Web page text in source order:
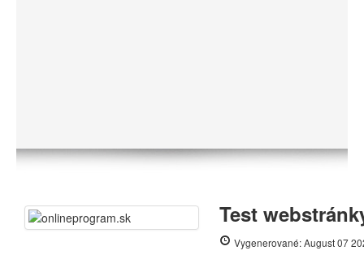
Test
Vygenerované: August 07